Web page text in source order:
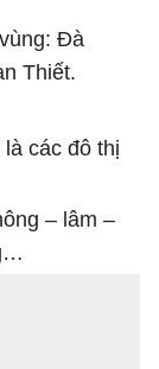
Đà
Thiết.
các đô thị
– lâm –